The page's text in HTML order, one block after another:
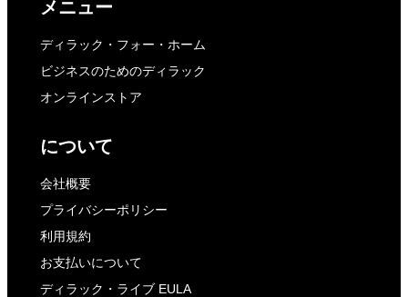
メニュー
ディラック・フォー・ホーム
ビジネスのためのディラック
オンラインストア
について
会社概要
プライバシーポリシー
利用規約
お支払いについて
ディラック・ライブ EULA